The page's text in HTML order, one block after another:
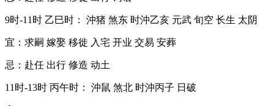
9时-11时 乙巳时： 沖猪 煞东 时沖乙亥 元武 旬空 长生 太阴
宜：求嗣 嫁娶 移徙 入宅 开业 交易 安葬
忌：赴任 出行 修造 动土
11时-13时 丙午时： 沖鼠 煞北 时沖丙子 日破